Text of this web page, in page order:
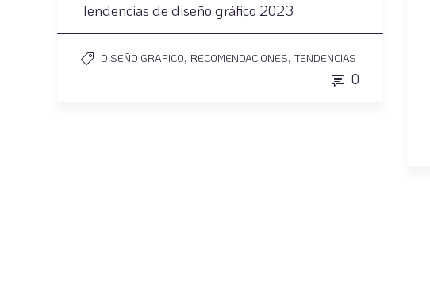
Tendencias de diseño gráfico 2023
DISEÑO GRAFICO, RECOMENDACIONES, TENDENCIAS
0